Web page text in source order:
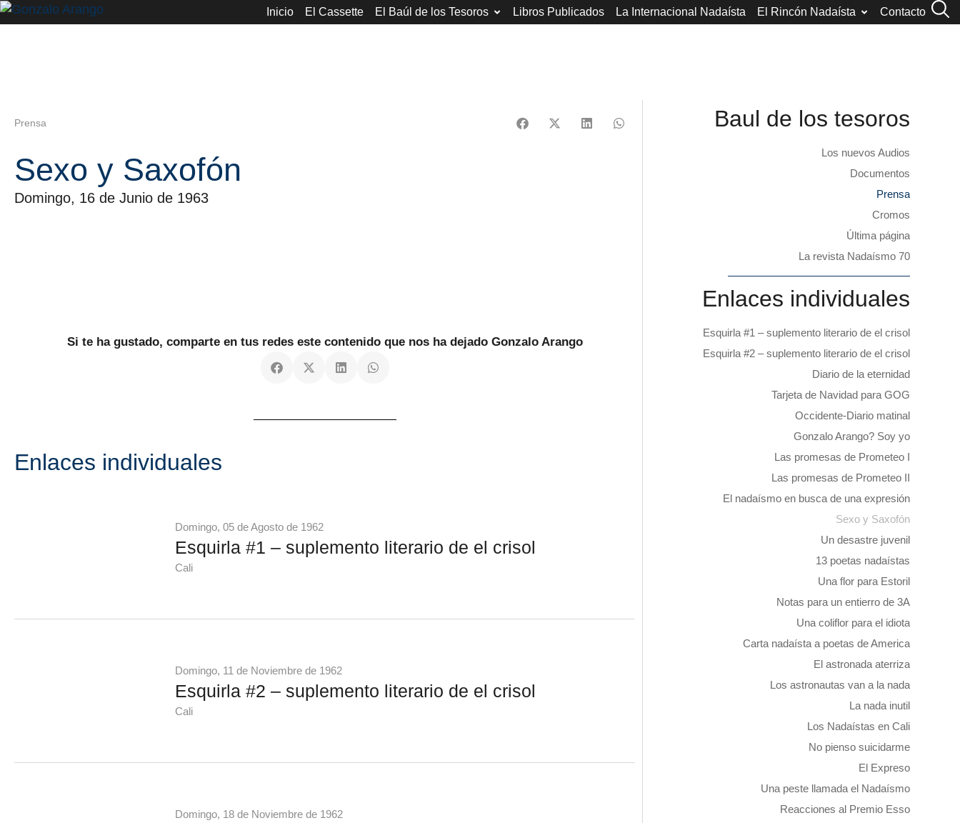
Inicio El Cassette El Baúl de los Tesoros Libros Publicados La Internacional Nadaísta El Rincón Nadaísta Contacto
Prensa
Sexo y Saxofón
Domingo, 16 de Junio de 1963
Si te ha gustado, comparte en tus redes este contenido que nos ha dejado Gonzalo Arango
Enlaces individuales
Domingo, 05 de Agosto de 1962
Esquirla #1 – suplemento literario de el crisol
Cali
Domingo, 11 de Noviembre de 1962
Esquirla #2 – suplemento literario de el crisol
Cali
Domingo, 18 de Noviembre de 1962
Baul de los tesoros
Los nuevos Audios
Documentos
Prensa
Cromos
Última página
La revista Nadaísmo 70
Enlaces individuales
Esquirla #1 – suplemento literario de el crisol
Esquirla #2 – suplemento literario de el crisol
Diario de la eternidad
Tarjeta de Navidad para GOG
Occidente-Diario matinal
Gonzalo Arango? Soy yo
Las promesas de Prometeo I
Las promesas de Prometeo II
El nadaísmo en busca de una expresión
Sexo y Saxofón
Un desastre juvenil
13 poetas nadaístas
Una flor para Estoril
Notas para un entierro de 3A
Una coliflor para el idiota
Carta nadaísta a poetas de America
El astronada aterriza
Los astronautas van a la nada
La nada inutil
Los Nadaístas en Cali
No pienso suicidarme
El Expreso
Una peste llamada el Nadaísmo
Reacciones al Premio Esso